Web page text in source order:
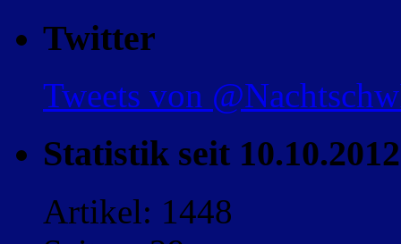
Twitter
Tweets von
Statistik seit 10.10.2012
Artikel: 1448